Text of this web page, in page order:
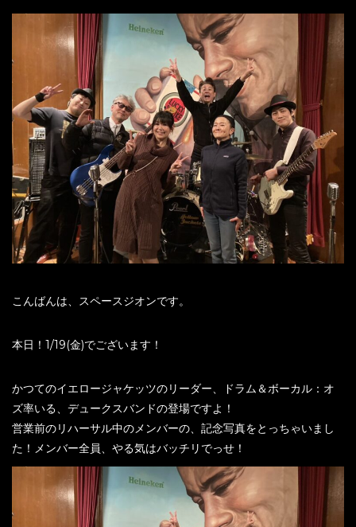
こんばんは、スペースジオンです。
本日！1/19(金)でございます！
かつてのイエロージャケッツのリーダー、ドラム＆ボーカル：オ
ズ率いる、デュークスバンドの登場ですよ！
営業前のリハーサル中のメンバーの、記念写真をとっちゃいまし
た！メンバー全員、やる気はバッチリでっせ！